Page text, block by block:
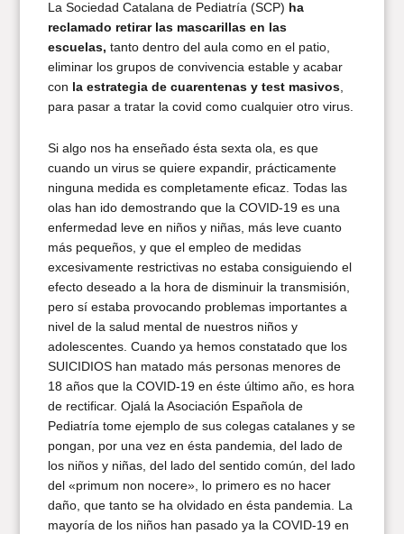
La Sociedad Catalana de Pediatría (SCP) ha
reclamado retirar las mascarillas en las
escuelas, tanto dentro del aula como en el patio,
eliminar los grupos de convivencia estable y acabar
con la estrategia de cuarentenas y test masivos,
para pasar a tratar la covid como cualquier otro virus.
Si algo nos ha enseñado ésta sexta ola, es que
cuando un virus se quiere expandir, prácticamente
ninguna medida es completamente eficaz. Todas las
olas han ido demostrando que la COVID-19 es una
enfermedad leve en niños y niñas, más leve cuanto
más pequeños, y que el empleo de medidas
excesivamente restrictivas no estaba consiguiendo el
efecto deseado a la hora de disminuir la transmisión,
pero sí estaba provocando problemas importantes a
nivel de la salud mental de nuestros niños y
adolescentes. Cuando ya hemos constatado que los
SUICIDIOS han matado más personas menores de
18 años que la COVID-19 en éste último año, es hora
de rectificar. Ojalá la Asociación Española de
Pediatría tome ejemplo de sus colegas catalanes y se
pongan, por una vez en ésta pandemia, del lado de
los niños y niñas, del lado del sentido común, del lado
del «primum non nocere», lo primero es no hacer
daño, que tanto se ha olvidado en ésta pandemia. La
mayoría de los niños han pasado ya la COVID-19 en